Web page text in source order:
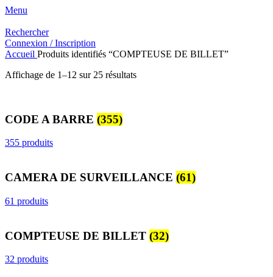
Menu
Rechercher
Connexion / Inscription
Accueil Produits identifiés “COMPTEUSE DE BILLET”
Affichage de 1–12 sur 25 résultatsTrié
CODE A BARRE (355)
355 produits
CAMERA DE SURVEILLANCE (61)
61 produits
COMPTEUSE DE BILLET (32)
32 produits